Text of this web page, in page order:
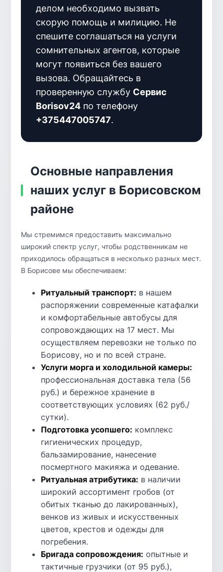
делом необходимо вызвать
скорую помощь и милицию. Не
спешите соглашаться на услуги
сомнительных агентов, которые
могут появиться без вашего
вызова. Обращайтесь в
проверенную службу Сервис
Borisov24 по телефону
+375447005747.
Основные направления
наших услуг в Борисовском
районе
Мы стремимся предоставить максимально
широкий спектр услуг, чтобы родственникам не
приходилось обращаться в несколько разных мест.
В Борисове мы обеспечиваем:
Ритуальный транспорт: в нашем
распоряжении современные катафалки
и комфортабельные автобусы для
сопровождающих на 17 мест. Мы
осуществляем перевозки не только по
Борисову, но и по всей стране.
Услуги морга и холодильной камеры:
профессиональная доставка тела (56
руб.) и бережное хранение в
соответствующих условиях (62 руб./
сутки).
Подготовка усопшего: комплекс
гигиенических процедур,
бальзамирование, нанесение
посмертного макияжа и одевание.
Ритуальная атрибутика: в наличии
широкий ассортимент гробов (от
обитых тканью до лакированных),
венков из живых и искусственных
цветов, крестов и одежды для
погребения.
Бригада сопровождения: опытные и
тактичные грузчики (от 95 руб.),